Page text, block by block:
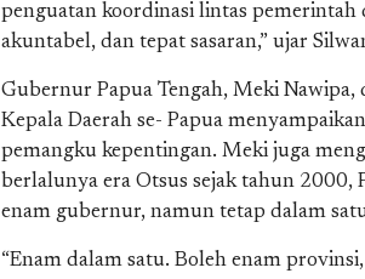
penguatan koordinasi lintas pemerintah
akuntabel, dan tepat sasaran,” ujar
Gubernur Papua Tengah, Meki Nawipa,
Kepala Daerah se- Papua
pemangku kepentingan. Meki juga
berlalunya era Otsus sejak tahun
enam gubernur, namun tetap dalam
“Enam dalam satu. Boleh enam